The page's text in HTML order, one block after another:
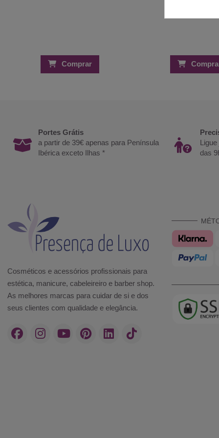
Comprar
Portes Grátis
a partir de 39€ apenas para Península
Ibérica exceto Ilhas *
das
Cosméticos e acessórios profissionais para
estética, manicure, cabeleireiro e barber shop.
As melhores marcas para cuidar de si e dos
seus clientes com qualidade e elegância.